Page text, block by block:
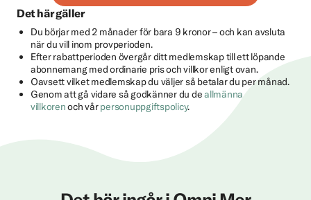
Det här gäller
Du börjar med 2 månader för bara 9 kronor – och kan avsluta
när du vill inom provperioden.
Efter rabattperioden övergår ditt medlemskap till ett löpande
abonnemang med ordinarie pris och villkor enligt ovan.
Oavsett vilket medlemskap du väljer så betalar du per månad.
Genom att gå vidare så godkänner du deallmänna
villkorenoch vårpersonuppgiftspolicy.